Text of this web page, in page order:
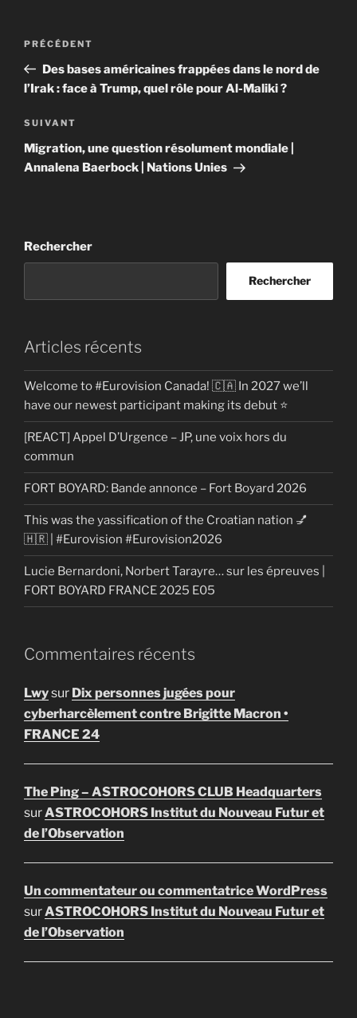
Navigation
l’article
Article
précédent
PRÉCÉDENT
Des bases américaines frappées dans le nord de
l’Irak : face à Trump, quel rôle pour Al-Maliki ?
Article
suivant
SUIVANT
Migration, une question résolument mondiale |
Annalena Baerbock | Nations Unies
Rechercher
Rechercher
Articles récents
Welcome to #Eurovision Canada! 🇨🇦 In 2027 we’ll
have our newest participant making its debut ⭐
[REACT] Appel D’Urgence – JP, une voix hors du
commun
FORT BOYARD: Bande annonce – Fort Boyard 2026
This was the yassification of the Croatian nation 💅
🇭🇷 | #Eurovision #Eurovision2026
Lucie Bernardoni, Norbert Tarayre… sur les épreuves |
FORT BOYARD FRANCE 2025 E05
Commentaires récents
Lwysur Dix personnes jugées pour
cyberharcèlement contre Brigitte Macron •
FRANCE 24
The Ping – ASTROCOHORS CLUB Headquarters
surASTROCOHORS Institut du Nouveau Futur et
de l’Observation
Un commentateur ou commentatrice WordPress
surASTROCOHORS Institut du Nouveau Futur et
de l’Observation